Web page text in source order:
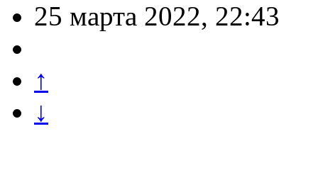
25 марта 2022, 22:43
↑
↓